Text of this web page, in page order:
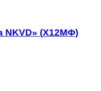
NKVD» (Х12МФ)